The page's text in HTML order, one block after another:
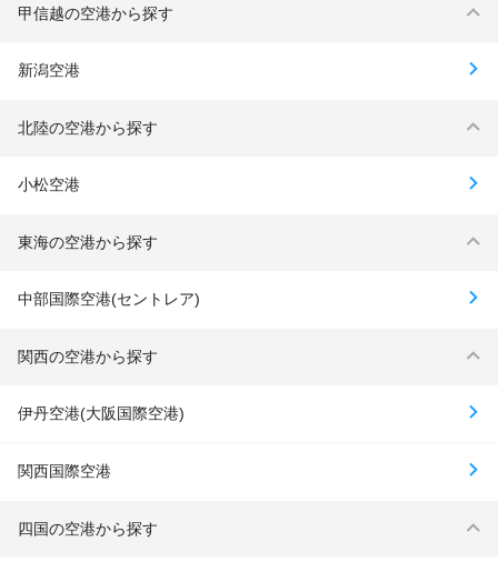
甲信越の空港から探す
新潟空港
北陸の空港から探す
小松空港
東海の空港から探す
中部国際空港(セントレア)
関西の空港から探す
伊丹空港(大阪国際空港)
関西国際空港
四国の空港から探す